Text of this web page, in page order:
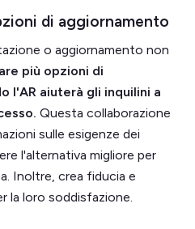
di aggiornamento
o aggiornamento non
più opzioni di
l'AR aiuterà gli inquilini a
Questa collaborazione
sulle esigenze dei
l'alternativa migliore per
Inoltre, crea fiducia e
la loro soddisfazione.